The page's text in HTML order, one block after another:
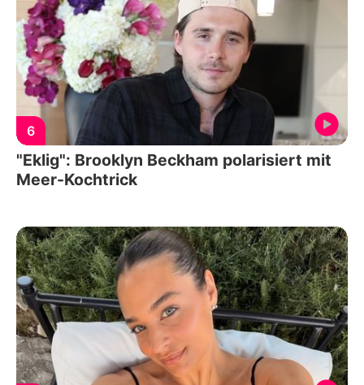
6
"Eklig": Brooklyn Beckham polarisiert mit
Meer-Kochtrick